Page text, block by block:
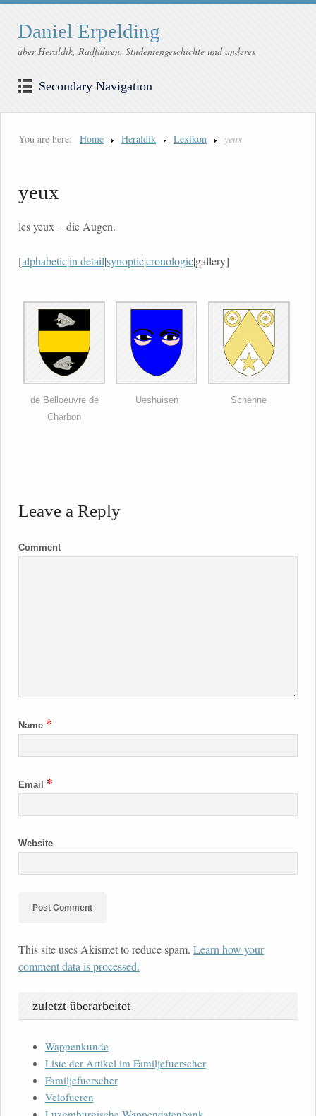
Daniel Erpelding
über Heraldik, Radfahren, Studentengeschichte und anderes
Secondary Navigation
You are here: Home Heraldik Lexikon yeux
yeux
les yeux = die Augen.
[alphabetic|in detail|synoptic|cronologic|gallery]
de Belloeuvre de
Charbon
Ueshuisen Schenne
Leave a Reply
Comment
Name *
Email *
Website
This site uses Akismet to reduce spam. Learn how your
comment data is processed.
zuletzt überarbeitet
Wappenkunde
Liste der Artikel im Familjefuerscher
Familjefuerscher
Velofueren